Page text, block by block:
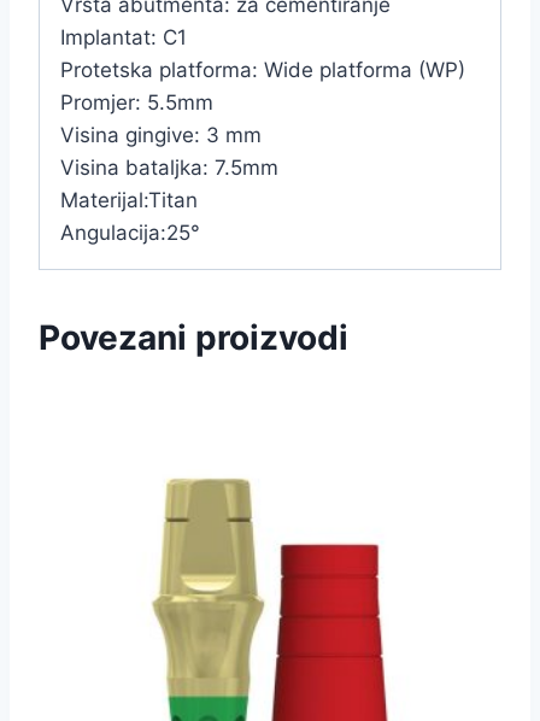
Implantat: C1
Protetska platforma: Wide platforma (WP)
Promjer: 5.5mm
Visina gingive: 3 mm
Visina bataljka: 7.5mm
Materijal:Titan
Angulacija:25°
Povezani proizvodi